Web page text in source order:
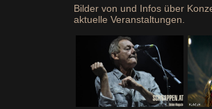
Bilder von und Infos über
aktuelle Veranstaltungen.